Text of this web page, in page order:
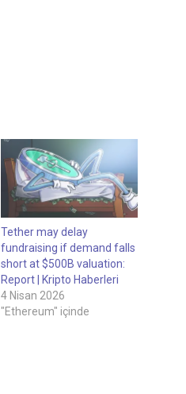
Tether may delay
fundraising if demand falls
short at $500B valuation:
Report | Kripto Haberleri
4 Nisan 2026
"Ethereum" içinde